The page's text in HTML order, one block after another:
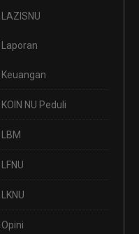
LAZISNU
Laporan
Keuangan
KOIN NU Peduli
LBM
LFNU
LKNU
Opini